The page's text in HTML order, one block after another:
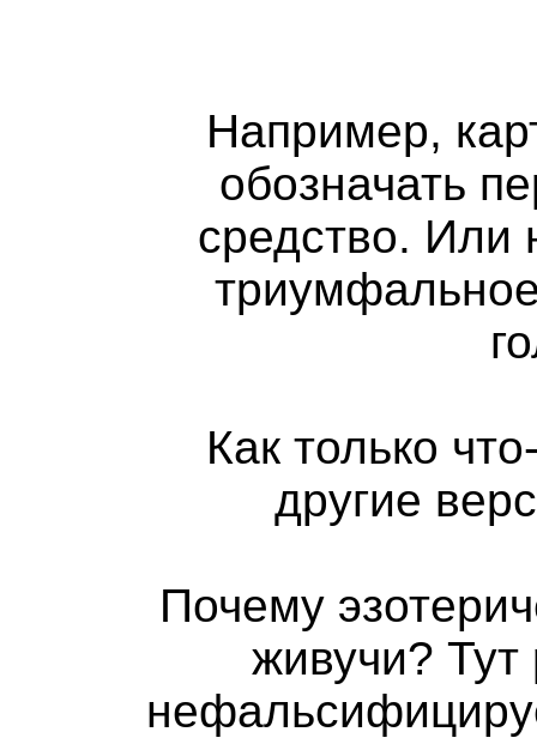
Например,
обозначать
средство. Или
Как только
другие
Почему
живучи? Тут